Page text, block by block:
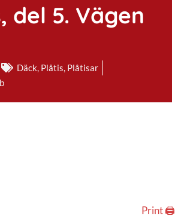
del 5. Vägen
Däck, Plåtis, Plåtisar
Print 🖨